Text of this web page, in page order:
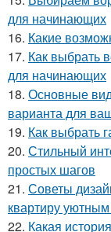
для начинающих
16. Какие
17. Как выбрать
для начинающих
18. Основные
варианта для
19. Как выбрать
20. Стильный
простых шагов
21. Советы
квартиру
22. Какая